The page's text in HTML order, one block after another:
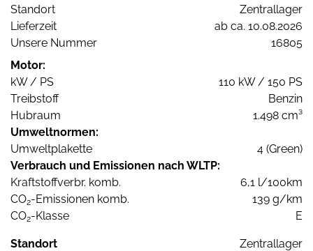
Standort
Zentrallager
Lieferzeit
ab ca. 10.08.2026
Unsere Nummer
16805
Motor:
kW / PS
110 kW / 150 PS
Treibstoff
Benzin
Hubraum
1.498 cm³
Umweltnormen:
Umweltplakette
4 (Green)
Verbrauch und Emissionen nach WLTP:
Kraftstoffverbr. komb.
6,1 l/100km
CO2-Emissionen komb.
139 g/km
CO2-Klasse E
Standort Zentrallager